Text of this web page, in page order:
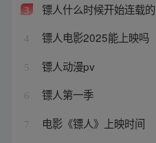
3 镖人什么时候开始连载的
4 镖人电影2025能上映吗
5 镖人动漫pv
6 镖人第一季
7 电影《镖人》上映时间